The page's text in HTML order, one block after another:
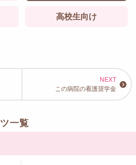
高校生向け
この病院の看護奨学金
一覧